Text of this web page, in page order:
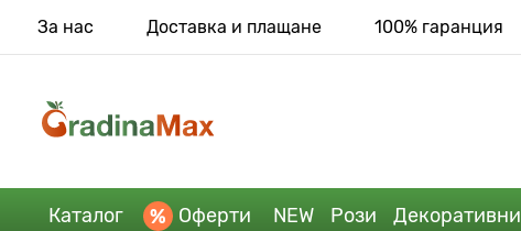
За нас Доставка и плащане 100% гаранция
Каталог Оферти NEW Рози Декоративни